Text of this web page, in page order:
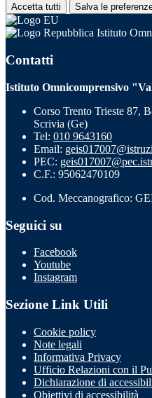
Accetta tutti Salva le
Istituto
Contatti
Istituto Omnicomprensivo
Corso Trento Trieste 87,
Scrivia (Ge)
Tel: 010 9643160
Email:
PEC:
C.F.: 95062470109
Cod. Meccanografico:
Seguici su
Facebook
Youtube
Instagram
Sezione Link Utili
Cookie policy
Note legali
Informativa Privacy
Ufficio Relazioni con il
Dichiarazione di
Obiettivi di accessibilità